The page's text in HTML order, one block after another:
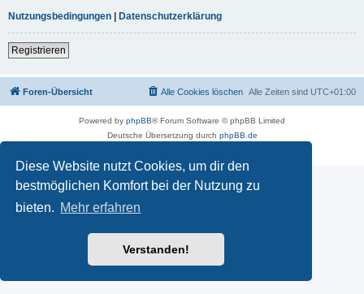
Diese Website nutzt Cookies, um dir den
bestmöglichen Komfort bei der Nutzung zu
bieten. Mehr erfahren
Verstanden!
Nutzungsbedingungen | Datenschutzerklärung
Registrieren
Foren-Übersicht Alle Zeiten sind UTC+01:00
Alle Cookies löschen
Powered by phpBB® Forum Software © phpBB Limited
Deutsche Übersetzung durch phpBB.de